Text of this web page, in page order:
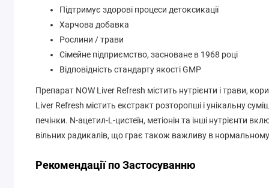
Підтримує здорові процеси детоксикації
Харчова добавка
Рослини / трави
Сімейне підприємство, засноване в 1968 році
Відповідність стандарту якості GMP
Препарат NOW Liver Refresh містить нутрієнти і трави,
Liver Refresh містить екстракт розторопші і унікальну
печінки. N-ацетил-L-цистеїн, метіонін та інші нутрієнти
вільних радикалів, що грає також важливу в
Рекомендації по Застосуванню